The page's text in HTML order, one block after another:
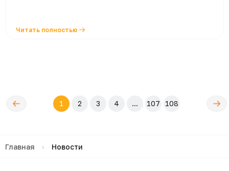
Читать полностью
1 2 3 4 ... 107 108
Главная › Новости